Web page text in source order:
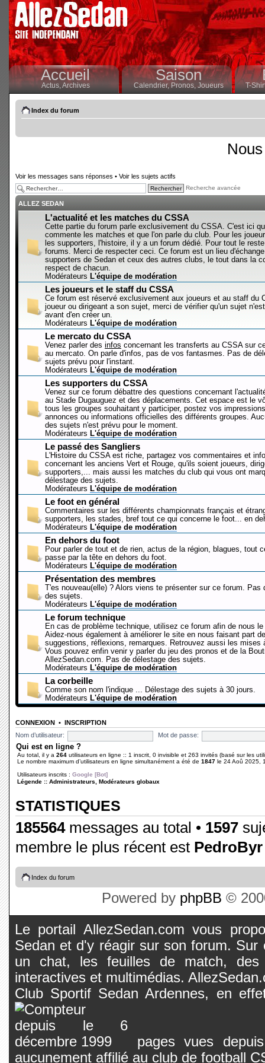
Accueil
Actus,Archives
Saison
Calendrier,Pronos, Joueurs T-
Index du forum
Voir les messages sans réponses • Voir les sujets actifs
Recherche avancée
ALLEZ SEDAN
L'actualité et les matches du CSSA
Cette partie du forum parle exclusivement du CSSA. C'est ici
commente les matches et que l'on parle du club. Pour les
les supporters, l'histoire, il y a un forum dédié. Pour tout le
forums. Merci de respecter ceci. Ce forum est un lieu
supporters de Sedan et ceux des autres clubs, le tout dans la
respect de chacun.
Modérateurs L'équipe de modération
Les joueurs et le staff du CSSA
Ce forum est réservé exclusivement aux joueurs et au staff du
joueur ou dirigeant a son sujet, merci de vérifier qu'un sujet
avant d'en créer un.
Modérateurs L'équipe de modération
Le mercato du CSSA
Venez parler des infos concernant les transferts au CSSA sur
au mercato. On parle d'infos, pas de vos fantasmes. Pas de
sujets prévu pour l'instant.
Modérateurs L'équipe de modération
Les supporters du CSSA
Venez sur ce forum débattre des questions concernant
au Stade Dugauguez et des déplacements. Cet espace est le
tous les groupes souhaitant y participer, postez vos
annonces ou informations officielles des différents groupes.
des sujets n'est prévu pour le moment.
Modérateurs L'équipe de modération
Le passé des Sangliers
L'Histoire du CSSA est riche, partagez vos commentaires et
concernant les anciens Vert et Rouge, qu'ils soient joueurs,
supporters,... mais aussi les matches du club qui vous ont
délestage des sujets.
Modérateurs L'équipe de modération
Le foot en général
Commentaires sur les différents championnats français et
supporters, les stades, bref tout ce qui concerne le foot... en
Modérateurs L'équipe de modération
En dehors du foot
Pour parler de tout et de rien, actus de la région, blagues, tout
passe par la tête en dehors du foot.
Modérateurs L'équipe de modération
Présentation des membres
T'es nouveau(elle) ? Alors viens te présenter sur ce forum. Pas
des sujets.
Modérateurs L'équipe de modération
Le forum technique
En cas de problème technique, utilisez ce forum afin de nous le
Aidez-nous également à améliorer le site en nous faisant part
suggestions, réflexions, remarques. Retrouvez aussi les mises
Vous pouvez enfin venir y parler du jeu des pronos et de la
AllezSedan.com. Pas de délestage des sujets.
Modérateurs L'équipe de modération
La corbeille
Comme son nom l'indique ... Délestage des sujets à 30 jours.
Modérateurs L'équipe de modération
CONNEXION • INSCRIPTION
Nom d’utilisateur:
Mot de passe:
Qui est en ligne ?
Au total, il y a 264 utilisateurs en ligne :: 1 inscrit, 0 invisible et 263 invités (basé sur les
Le nombre maximum d’utilisateurs en ligne simultanément a été de 1847 le 24 Aoû 2025,
Utilisateurs inscrits : Google [Bot]
Légende :: Administrateurs Modérateurs globaux
STATISTIQUES
185564messages au total • 1597
membre le plus récent est PedroByr
Index du forum
Powered by phpBB ©
Le portail AllezSedan.com vous
Sedan et d'y réagir sur son forum.
un chat, les feuilles de match, des
interactives et multimédias.
Club Sportif Sedan Ardennes, en
pages vues
aucunement affilié au club de football